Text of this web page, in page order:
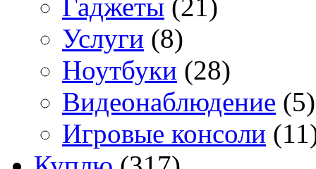
Гаджеты (21)
Услуги (8)
Ноутбуки (28)
Видеонаблюдение (5)
Игровые консоли